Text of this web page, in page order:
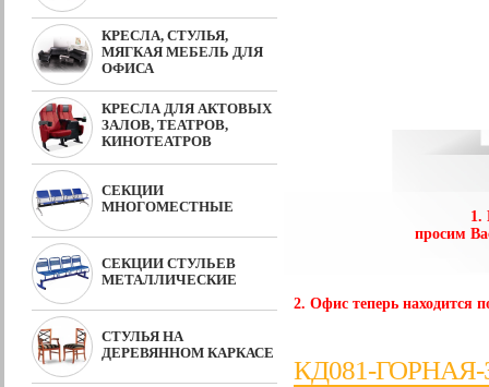
КРЕСЛА, СТУЛЬЯ,
МЯГКАЯ МЕБЕЛЬ ДЛЯ
ОФИСА
КРЕСЛА ДЛЯ АКТОВЫХ
ЗАЛОВ, ТЕАТРОВ,
КИНОТЕАТРОВ
СЕКЦИИ
МНОГОМЕСТНЫЕ
СЕКЦИИ СТУЛЬЕВ
МЕТАЛЛИЧЕСКИЕ
СТУЛЬЯ НА
ДЕРЕВЯННОМ КАРКАСЕ
1.
просим
2. Офис теперь находится
КД081-